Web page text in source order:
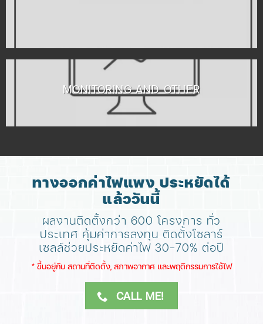
MONITORING AND OTHER
ทางออกค่าไฟแพง ประหยัดได้
แล้ววันนี้
ผลงานติดตั้งกว่า 600 โครงการ ทั่ว
ประเทศ คุ้มค่าการลงทุน ติดตั้งโซลาร์
เซลล์ช่วยประหยัดค่าไฟ 30-70% ต่อปี
​* ขึ้นอยู่กับ สถานที่ติดตั้ง, สภาพอากาศ​ และพฤติกรรมการใช้ไฟ
CALL ME!